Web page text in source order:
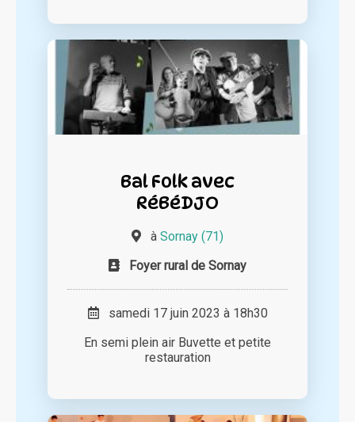
Bal Folk avec
RéBéDJO
à Sornay (71)
Foyer rural de Sornay
samedi 17 juin 2023 à 18h30
En semi plein air Buvette et petite
restauration